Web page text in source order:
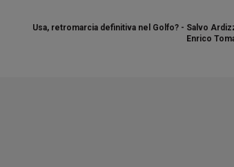
Usa, retromarcia definitiva nel Golfo? - Salvo
Enrico